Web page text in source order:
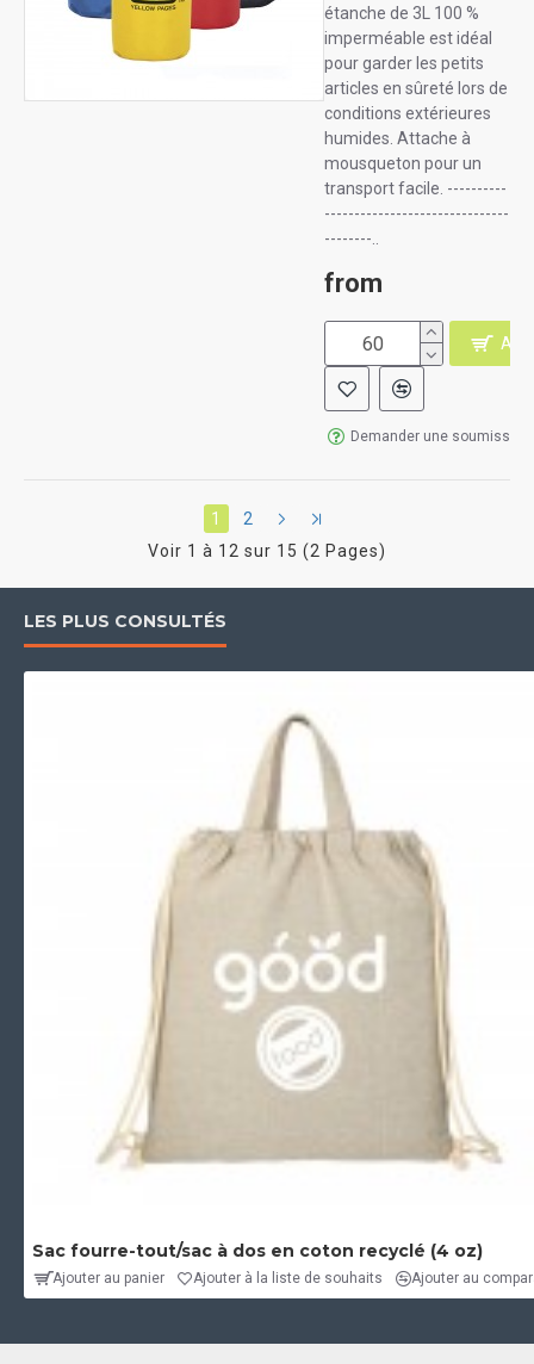
étanche de 3L 100 %
imperméable est idéal
pour garder les petits
articles en sûreté lors de
conditions extérieures
humides. Attache à
mousqueton pour un
transport facile. ----------
-------------------------------
--------..
from
Demander une soumission
1
2
Voir 1 à 12 sur 15 (2 Pages)
LES PLUS CONSULTÉS
Sac fourre-tout/sac à dos en coton recyclé (4 oz)
Ajouter au panier Ajouter à la liste de souhaits Ajouter au